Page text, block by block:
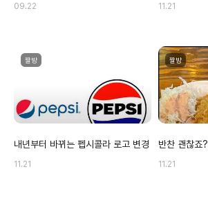
09.22 11.21
짤방
내년부터 바뀌는 펩시콜라 로고 변경
11.21
짤방
반찬 괜찮죠?
11.21